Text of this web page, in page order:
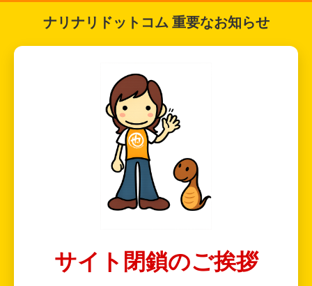
ナリナリドットコム 重要なお知らせ
サイト閉鎖のご挨拶